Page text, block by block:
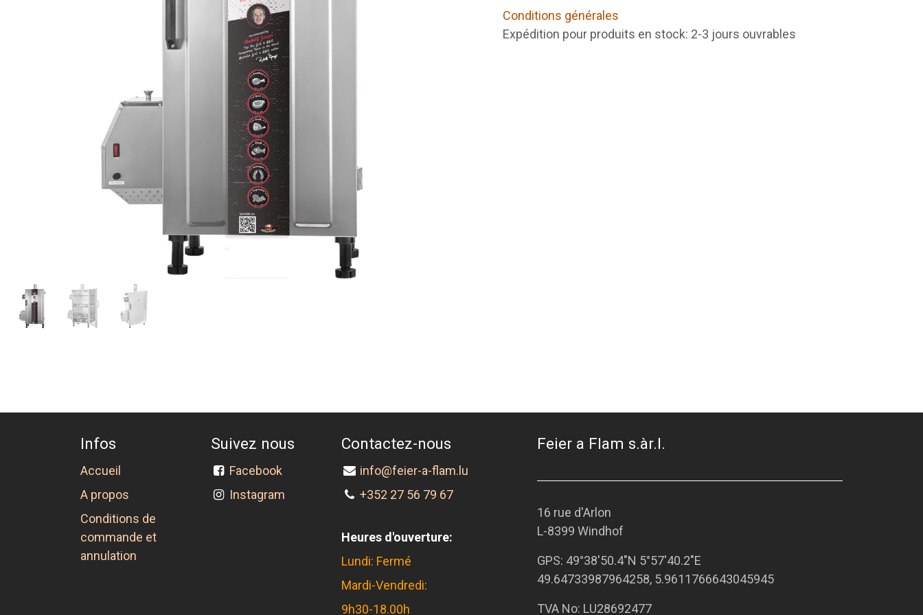
Conditions générales
Expédition pour produits en stock: 2-3 jours ouvrables
Infos
Accueil
A propos
Conditions de
commande et
annulation
Suivez nous
Facebook
Instagram
Contactez-nous
info@feier-a-flam.lu
+352 27 56 79 67
Heures d'ouverture:
Lundi: Fermé
Mardi-Vendredi:
9h30-18.00h
Feier a Flam s.àr.l.
16 rue d'Arlon
L-8399 Windhof
GPS: 49°38'50.4"N 5°57'40.2"E
49.64733987964258, 5.9611766643045945
TVA No: LU28692477